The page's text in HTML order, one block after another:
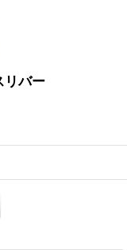
バー